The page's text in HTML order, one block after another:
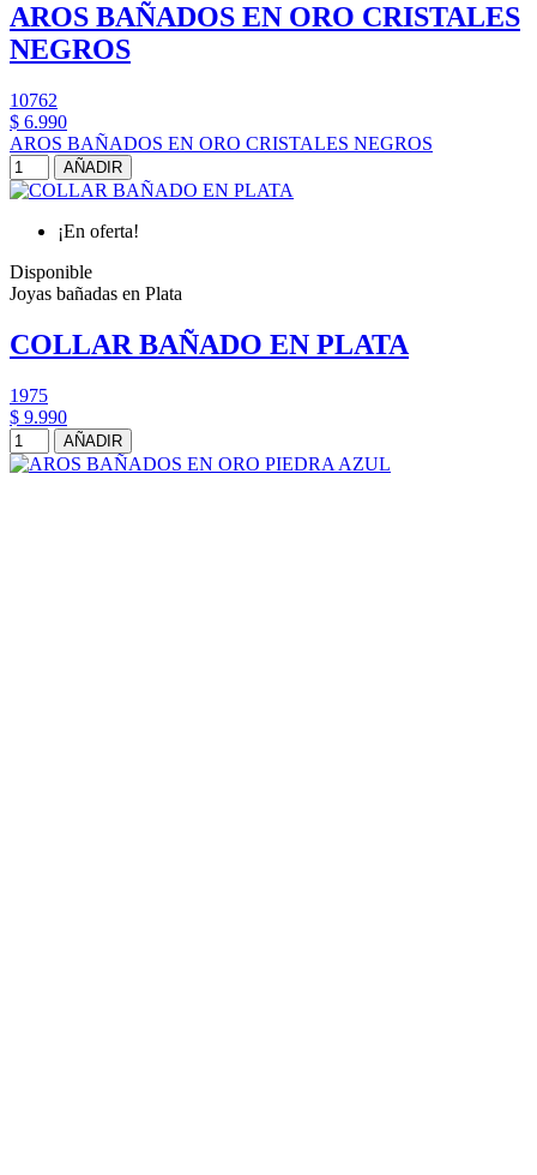
AROS BAÑADOS EN ORO CRISTALES
NEGROS
10762
$ 6.990
AROS BAÑADOS EN ORO CRISTALES NEGROS
AÑADIR
¡En oferta!
Disponible
Joyas bañadas en Plata
COLLAR BAÑADO EN PLATA
1975
$ 9.990
AÑADIR